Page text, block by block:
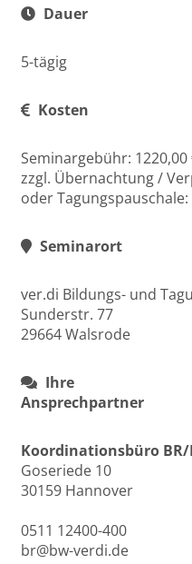
Dauer
5-tägig
Kosten
Seminargebühr: 1220,00
zzgl. Übernachtung /
oder Tagungspauschale:
Seminarort
ver.di Bildungs- und
Sunderstr. 77
29664 Walsrode
Ihre
Ansprechpartner
Koordinationsbüro BR/
Goseriede 10
30159 Hannover
0511 12400-400
br@bw-verdi.de